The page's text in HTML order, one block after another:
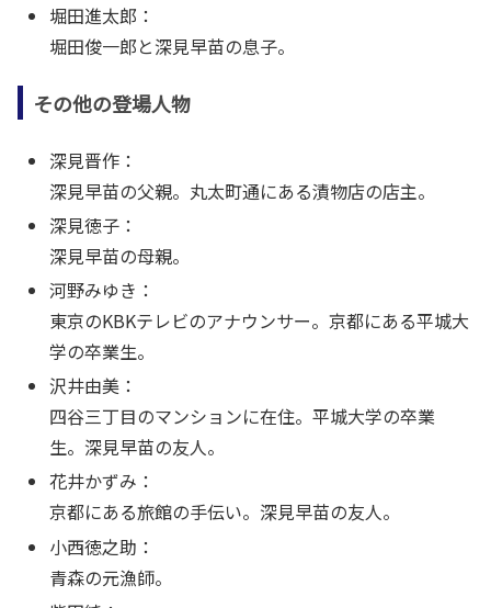
堀田進太郎：
堀田俊一郎と深見早苗の息子。
その他の登場人物
深見晋作：
深見早苗の父親。丸太町通にある漬物店の店主。
深見徳子：
深見早苗の母親。
河野みゆき：
東京のKBKテレビのアナウンサー。京都にある平城大
学の卒業生。
沢井由美：
四谷三丁目のマンションに在住。平城大学の卒業
生。深見早苗の友人。
花井かずみ：
京都にある旅館の手伝い。深見早苗の友人。
小西徳之助：
青森の元漁師。